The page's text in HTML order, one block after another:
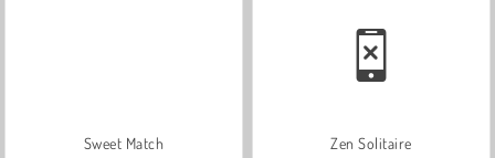
Sweet Match Zen Solitaire